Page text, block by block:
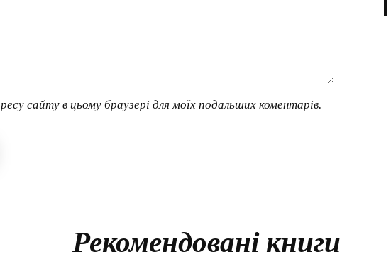
сайту в цьому браузері для моїх подальших коментарів.
Рекомендовані книги